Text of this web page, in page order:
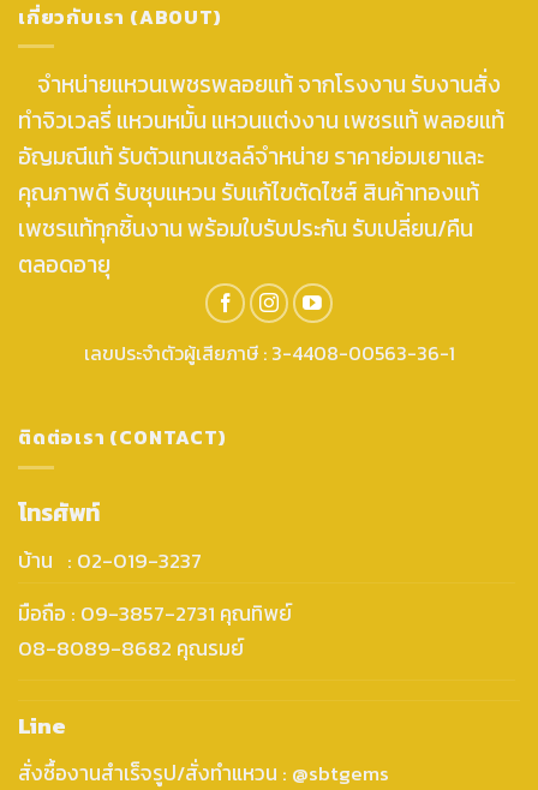
เกี่ยวกับเรา (ABOUT)
จำหน่ายแหวนเพชรพลอยแท้ จากโรงงาน รับงานสั่ง
ทำจิวเวลรี่ แหวนหมั้น แหวนแต่งงาน เพชรแท้ พลอยแท้
อัญมณีแท้ รับตัวแทนเซลล์จำหน่าย ราคาย่อมเยาและ
คุณภาพดี รับชุบแหวน รับแก้ไขตัดไซส์ สินค้าทองแท้
เพชรแท้ทุกชิ้นงาน พร้อมใบรับประกัน รับเปลี่ยน/คืน
ตลอดอายุ
เลขประจำตัวผู้เสียภาษี : 3-4408-00563-36-1
ติดต่อเรา (CONTACT)
โทรศัพท์
บ้าน : 02-019-3237
มือถือ : 09-3857-2731 คุณทิพย์
08-8089-8682 คุณรมย์
Line
สั่งซื้องานสำเร็จรูป/สั่งทำแหวน : @sbtgems